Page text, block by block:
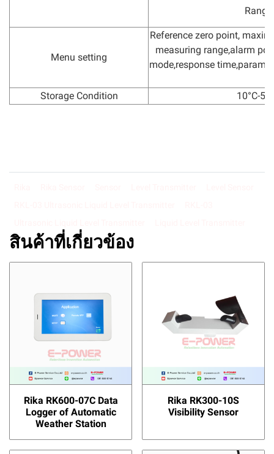
Menu setting
Reference zero point,
measuring range,alarm
mode,response
Storage Condition 10°C-
สินค้าที่เกี่ยวข้อง
Rika RK600-07C Data
Logger of Automatic
Weather Station
Rika RK300-10S
Visibility Sensor